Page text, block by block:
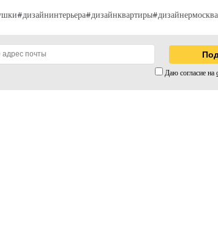
Даю согласие на